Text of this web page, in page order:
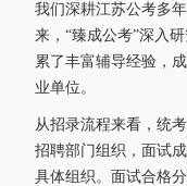
我们深耕江苏公考多
来，“臻成公考”深入
累了丰富辅导经验，
业单位。
从招录流程来看，统
招聘部门组织，面试
具体组织。面试合格